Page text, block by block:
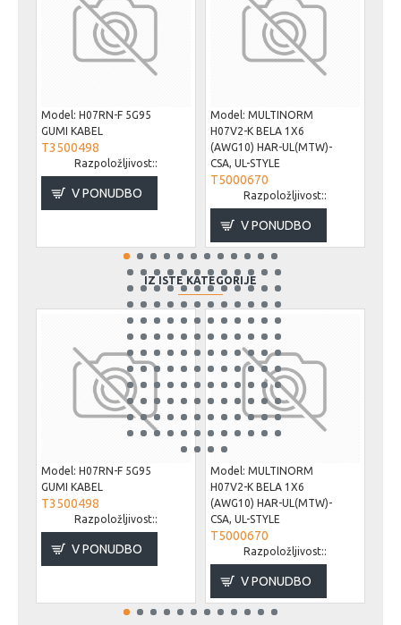
Model: H07RN-F 5G95
GUMI KABEL
T3500498
Razpoložljivost::
V PONUDBO
Model: MULTINORM
H07V2-K BELA 1X6
(AWG10) HAR-UL(MTW)-
CSA, UL-STYLE
T5000670
Razpoložljivost::
V PONUDBO
IZ ISTE KATEGORIJE
Model: H07RN-F 5G95
GUMI KABEL
T3500498
Razpoložljivost::
V PONUDBO
Model: MULTINORM
H07V2-K BELA 1X6
(AWG10) HAR-UL(MTW)-
CSA, UL-STYLE
T5000670
Razpoložljivost::
V PONUDBO